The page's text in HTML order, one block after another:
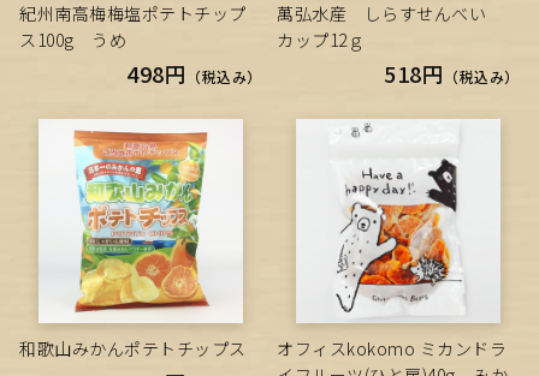
紀州南高梅梅塩ポテトチップ
ス100g うめ
498円 （税込み）
萬弘水産 しらすせんべい
カップ12ｇ
518円 （税込み）
和歌山みかんポテトチップス
オフィスkokomo ミカンドラ